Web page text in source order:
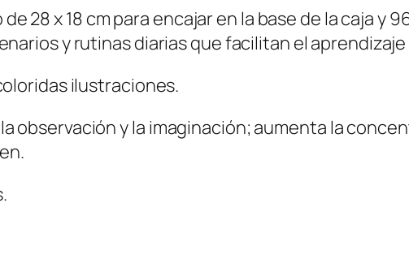
28 x 18 cm para encajar en la base de la caja y
y rutinas diarias que facilitan el aprendizaje
ilustraciones.
observación y la imaginación; aumenta la